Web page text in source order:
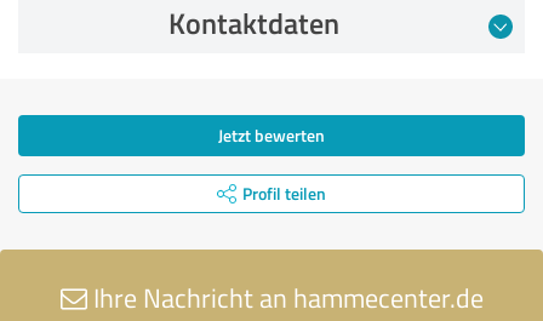
Kontaktdaten
Jetzt bewerten
Profil teilen
Ihre Nachricht an hammecenter.de